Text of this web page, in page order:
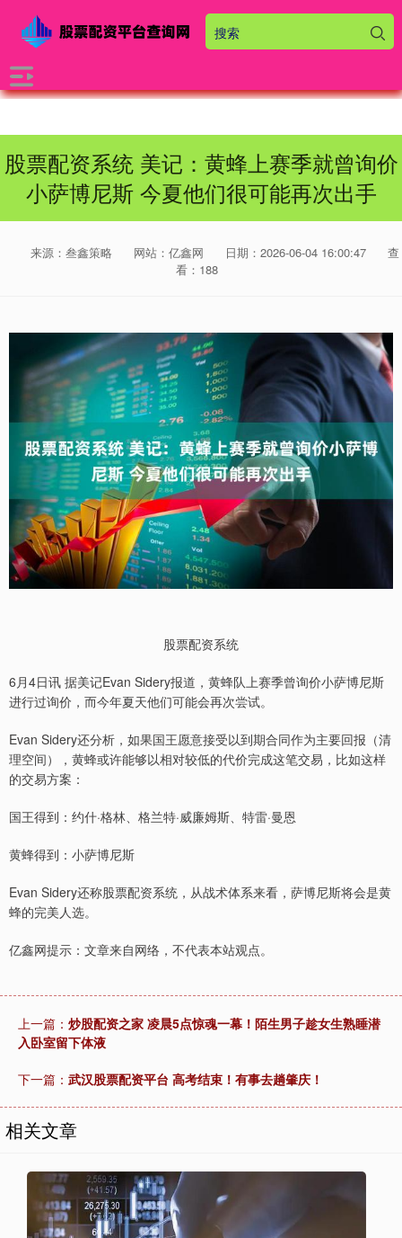
股票配资系统 美记：黄蜂上赛季就曾询价
小萨博尼斯 今夏他们很可能再次出手
来源：叁鑫策略 网站：亿鑫网 日期：2026-06-04 16:00:47
查
看：188
股票配资系统
6月4日讯 据美记Evan Sidery报道，黄蜂队上赛季曾询价小萨博尼斯
进行过询价，而今年夏天他们可能会再次尝试。
Evan Sidery还分析，如果国王愿意接受以到期合同作为主要回报（清
理空间），黄蜂或许能够以相对较低的代价完成这笔交易，比如这样
的交易方案：
国王得到：约什·格林、格兰特·威廉姆斯、特雷·曼恩
黄蜂得到：小萨博尼斯
Evan Sidery还称股票配资系统，从战术体系来看，萨博尼斯将会是黄
蜂的完美人选。
亿鑫网提示：文章来自网络，不代表本站观点。
上一篇： 炒股配资之家 凌晨5点惊魂一幕！陌生男子趁女生熟睡潜
入卧室留下体液
下一篇： 武汉股票配资平台 高考结束！有事去趟肇庆！
相关文章